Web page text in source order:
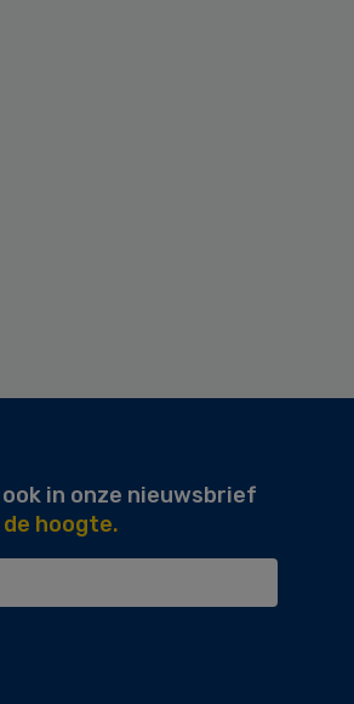
in onze nieuwsbrief
hoogte.